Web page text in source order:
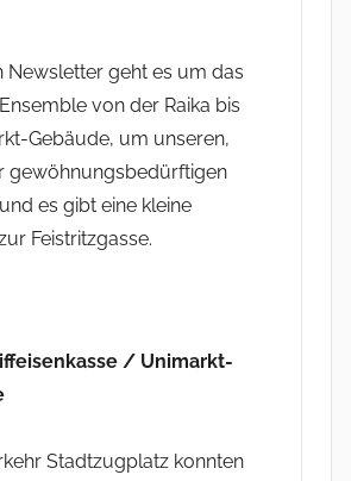
Newsletter geht es um das
von der Raika bis
Gebäude, um unseren,
gewöhnungsbedürftigen
es gibt eine kleine
Feistritzgasse.
/ Unimarkt-
Stadtzugplatz konnten